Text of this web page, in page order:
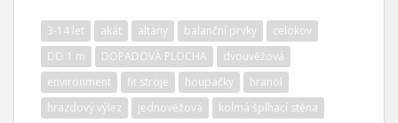
3-14 let akát altány balanční prvky
celokov
DO 1 m
DOPADOVÁ PLOCHA
dvouvěžová
environment
fit stroje houpačky
hranol
hrazdový výlez
jednověžová
kolmá šplhací stěna